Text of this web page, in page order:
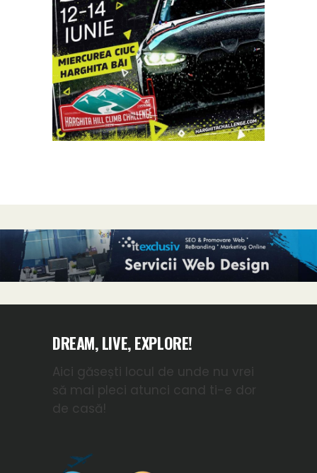
DREAM, LIVE, EXPLORE!
Aici găsești locul de unde nu vrei
să mai pleci atunci cand ti-e dor
de casă!